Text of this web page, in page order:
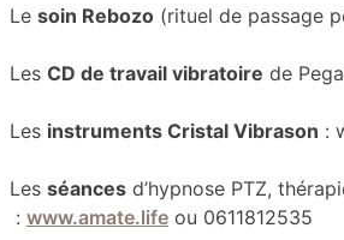
Le soin Rebozo (rituel de passage
Les CD de travail vibratoire de
Les instruments Cristal Vibrason :
Les séances d’hypnose PTZ,
: www.amate.life ou 0611812535